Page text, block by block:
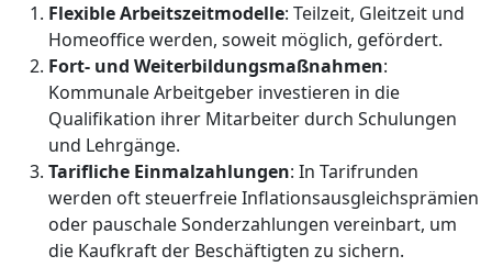
Flexible Arbeitszeitmodelle: Teilzeit, Gleitzeit und
Homeoffice werden, soweit möglich, gefördert.
Fort- und Weiterbildungsmaßnahmen:
Kommunale Arbeitgeber investieren in die
Qualifikation ihrer Mitarbeiter durch Schulungen
und Lehrgänge.
Tarifliche Einmalzahlungen: In Tarifrunden
werden oft steuerfreie Inflationsausgleichsprämien
oder pauschale Sonderzahlungen vereinbart, um
die Kaufkraft der Beschäftigten zu sichern.